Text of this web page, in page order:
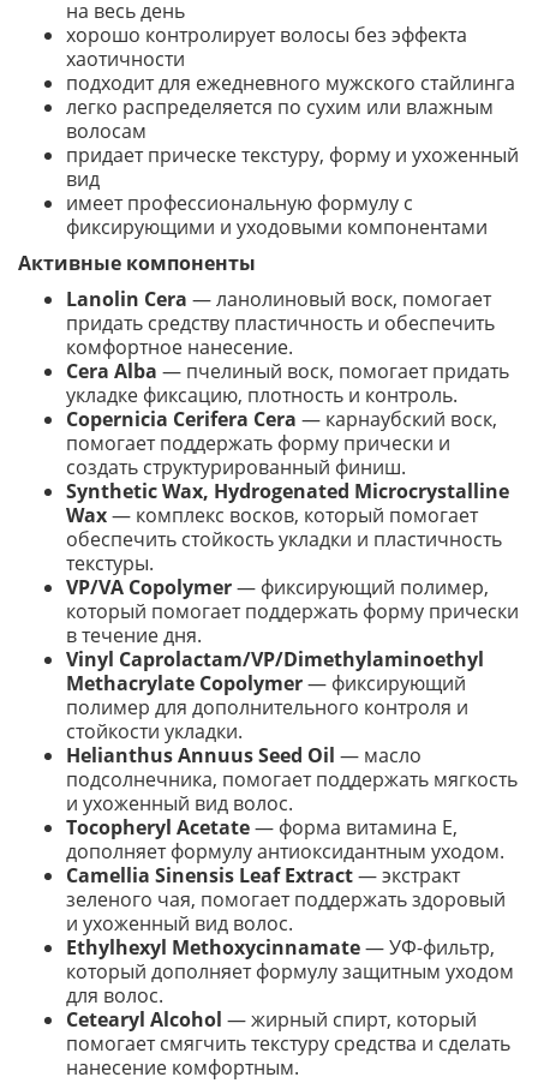
на весь день
хорошо контролирует волосы без эффекта
хаотичности
подходит для ежедневного мужского стайлинга
легко распределяется по сухим или влажным
волосам
придает прическе текстуру, форму и ухоженный
вид
имеет профессиональную формулу с
фиксирующими и уходовыми компонентами
Активные компоненты
Lanolin Cera — ланолиновый воск, помогает
придать средству пластичность и обеспечить
комфортное нанесение.
Cera Alba — пчелиный воск, помогает придать
укладке фиксацию, плотность и контроль.
Copernicia Cerifera Cera — карнаубский воск,
помогает поддержать форму прически и
создать структурированный финиш.
Synthetic Wax, Hydrogenated Microcrystalline
Wax— комплекс восков, который помогает
обеспечить стойкость укладки и пластичность
текстуры.
VP/VA Copolymer— фиксирующий полимер,
который помогает поддержать форму прически
в течение дня.
Vinyl Caprolactam/VP/Dimethylaminoethyl
Methacrylate Copolymer— фиксирующий
полимер для дополнительного контроля и
стойкости укладки.
Helianthus Annuus Seed Oil — масло
подсолнечника, помогает поддержать мягкость
и ухоженный вид волос.
Tocopheryl Acetate— форма витамина E,
дополняет формулу антиоксидантным уходом.
Camellia Sinensis Leaf Extract— экстракт
зеленого чая, помогает поддержать здоровый
и ухоженный вид волос.
Ethylhexyl Methoxycinnamate— УФ-фильтр,
который дополняет формулу защитным уходом
для волос.
Cetearyl Alcohol — жирный спирт, который
помогает смягчить текстуру средства и сделать
нанесение комфортным.